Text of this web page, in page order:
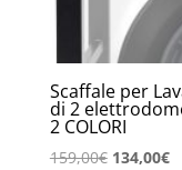
Scaffale per
di 2
2 COLORI
159,00€ Il
134,00€Il